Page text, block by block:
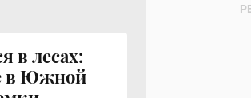
история
и
султан
в лесах:
в Южной